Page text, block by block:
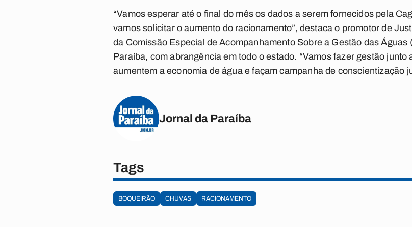
“Vamos esperar até o final do mês os dados a serem fornecidos pela
vamos solicitar o aumento do racionamento”, destaca o promotor de
da Comissão Especial de Acompanhamento Sobre a Gestão das
Paraíba, com abrangência em todo o estado. “Vamos fazer gestão
aumentem a economia de água e façam campanha de conscientização
Jornal da Paraíba
Tags
BOQUEIRÃO CHUVAS RACIONAMENTO